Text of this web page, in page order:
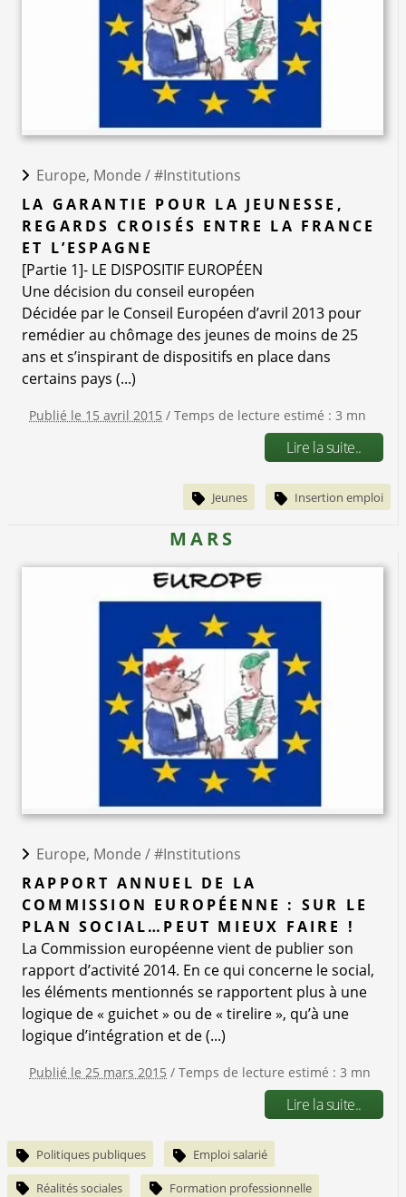
Europe, Monde /#Institutions
LA GARANTIE POUR LA JEUNESSE,
REGARDS CROISÉS ENTRE LA FRANCE
ET L’ESPAGNE
[Partie 1]- LE DISPOSITIF EUROPÉEN
Une décision du conseil européen
Décidée par le Conseil Européen d’avril 2013 pour
remédier au chômage des jeunes de moins de 25
ans et s’inspirant de dispositifs en place dans
certains pays (...)
Publié le 15 avril 2015 / Temps de lecture estimé : 3 mn
Lire la suite..
Jeunes Insertion emploi
MARS
Europe, Monde /#Institutions
RAPPORT ANNUEL DE LA
COMMISSION EUROPÉENNE : SUR LE
PLAN SOCIAL…PEUT MIEUX FAIRE !
La Commission européenne vient de publier son
rapport d’activité 2014. En ce qui concerne le social,
les éléments mentionnés se rapportent plus à une
logique de « guichet » ou de « tirelire », qu’à une
logique d’intégration et de (...)
Publié le 25 mars 2015 / Temps de lecture estimé : 3 mn
Lire la suite..
Politiques publiques Emploi salarié
Réalités sociales Formation professionnelle